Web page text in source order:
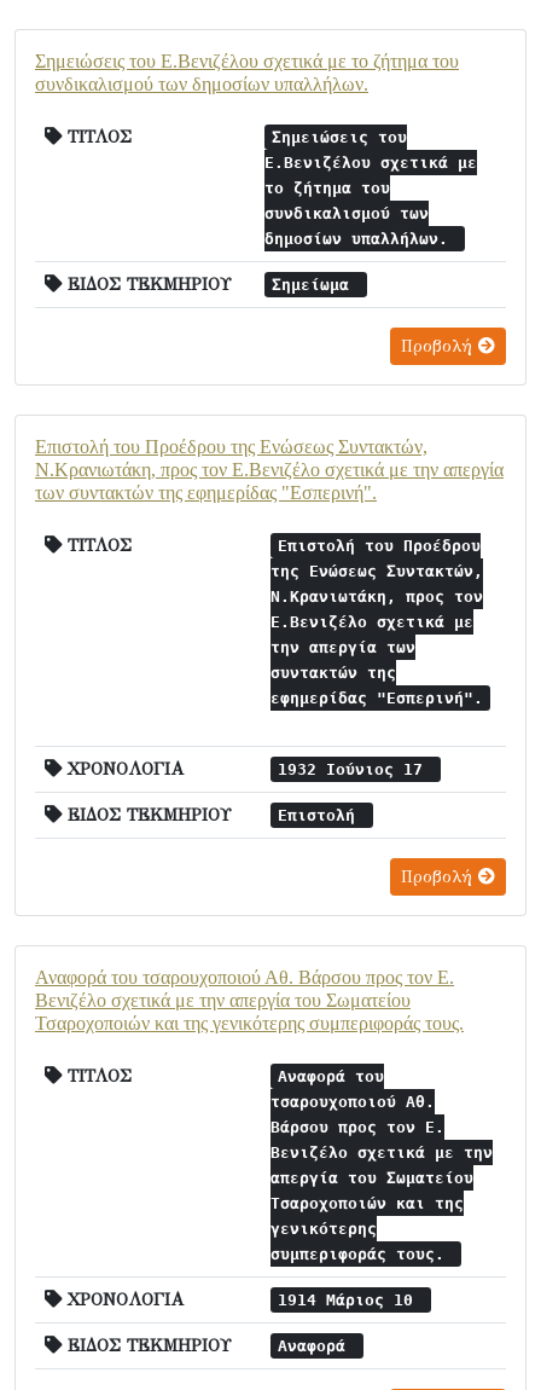
Σημειώσεις του Ε.Βενιζέλου σχετικά με το ζήτημα του
συνδικαλισμού των δημοσίων υπαλλήλων.
ΤΙΤΛΟΣ
Σημειώσεις του
Ε.Βενιζέλου σχετικά με
το ζήτημα του
συνδικαλισμού των
δημοσίων υπαλλήλων.
ΕΙΔΟΣ ΤΕΚΜΗΡΙΟΥ Σημείωμα
Προβολή
Επιστολή του Προέδρου της Ενώσεως Συντακτών,
Ν.Κρανιωτάκη, προς τον Ε.Βενιζέλο σχετικά με την απεργία
των συντακτών της εφημερίδας "Εσπερινή".
ΤΙΤΛΟΣ
Επιστολή του Προέδρου
της Ενώσεως Συντακτών,
Ν.Κρανιωτάκη, προς τον
Ε.Βενιζέλο σχετικά με
την απεργία των
συντακτών της
εφημερίδας "Εσπερινή".
ΧΡΟΝΟΛΟΓΙΑ 1932 Ιούνιος 17
ΕΙΔΟΣ ΤΕΚΜΗΡΙΟΥ Επιστολή
Προβολή
Αναφορά του τσαρουχοποιού Αθ. Βάρσου προς τον Ε.
Βενιζέλο σχετικά με την απεργία του Σωματείου
Τσαροχοποιών και της γενικότερης συμπεριφοράς τους.
ΤΙΤΛΟΣ
Αναφορά του
τσαρουχοποιού Αθ.
Βάρσου προς τον Ε.
Βενιζέλο σχετικά με την
απεργία του Σωματείου
Τσαροχοποιών και της
γενικότερης
συμπεριφοράς τους.
ΧΡΟΝΟΛΟΓΙΑ 1914 Μάριος 10
ΕΙΔΟΣ ΤΕΚΜΗΡΙΟΥ Αναφορά